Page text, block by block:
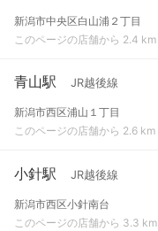
新潟市中央区白山浦２丁目
このページの店舗から 2.4 km
青山駅 JR越後線
新潟市西区浦山１丁目
このページの店舗から 2.6 km
小針駅 JR越後線
新潟市西区小針南台
このページの店舗から 3.3 km